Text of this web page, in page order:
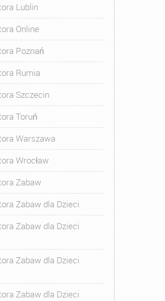
Lublin
Online
Poznań
Rumia
Szczecin
Toruń
Warszawa
Wrocław
Zabaw
Zabaw dla Dzieci
Zabaw dla Dzieci
Zabaw dla Dzieci
Zabaw dla Dzieci